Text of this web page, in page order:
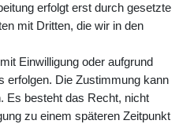
und zzgl. Service- und
- Keine Angebote
erfolgt erst durch gesetzte
mit Dritten, die wir in den
Einwilligung oder aufgrund
erfolgen. Die Zustimmung kann
Es besteht das Recht, nicht
zu einem späteren Zeitpunkt